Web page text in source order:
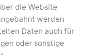
die Website
werden
Daten auch für
oder sonstige